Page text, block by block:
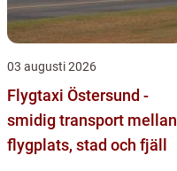
03 augusti 2026
Flygtaxi Östersund -
smidig transport mellan
flygplats, stad och fjäll